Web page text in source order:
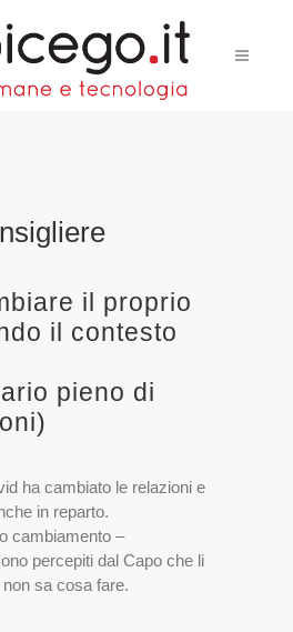
il proprio
il contesto
pieno di
ha cambiato le relazioni e
in reparto.
cambiamento –
percepiti dal Capo che li
sa cosa fare.